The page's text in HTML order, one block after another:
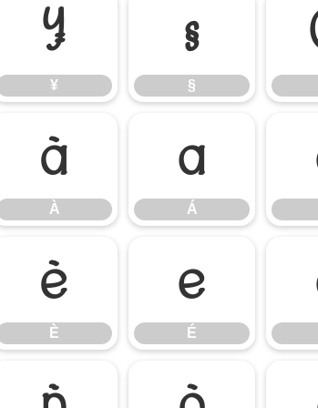
¥
¥
§
§
À
À
Á
Á
È
È
É
É